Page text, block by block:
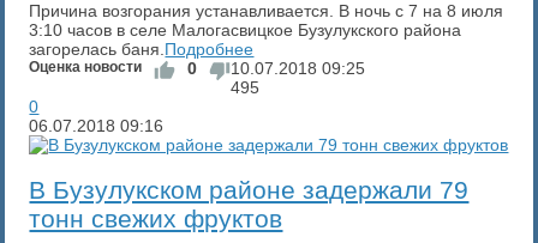
Причина возгорания устанавливается. В ночь с 7 на 8 июля
3:10 часов в селе Малогасвицкое Бузулукского района
загорелась баня.Подробнее
Оценка новости 0 10.07.2018 09:25
495
0
06.07.2018 09:16
В Бузулукском районе задержали 79
тонн свежих фруктов